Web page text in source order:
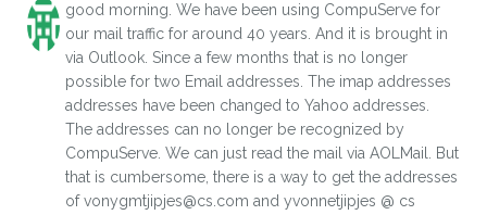
good morning. We have been using CompuServe for
our mail traffic for around 40 years. And it is brought in
via Outlook. Since a few months that is no longer
possible for two Email addresses. The imap addresses
addresses have been changed to Yahoo addresses.
The addresses can no longer be recognized by
CompuServe. We can just read the mail via AOLMail. But
that is cumbersome, there is a way to get the addresses
of vonygmtjipjes@cs.com and yvonnetjipjes @ cs